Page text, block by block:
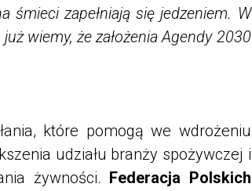
śmieci zapełniają się jedzeniem. W
wiemy, że założenia Agendy 2030
które pomogą we wdrożeniu
udziału branży spożywczej i
żywności. Federacja Polskich